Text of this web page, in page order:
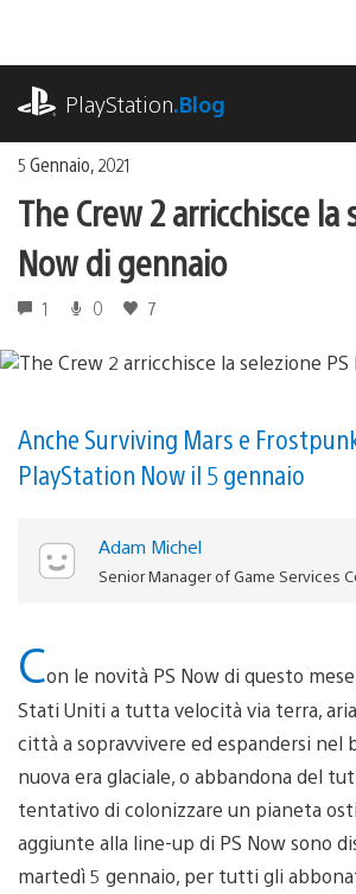
contenuto
PlayStation.Blog
5 Gennaio, 2021
The Crew 2 arricchisce la
Now di gennaio
1 0 7
Anche Surviving Mars e
PlayStation Now il 5 gennaio
Adam Michel
Senior Manager of Game Services
Con le novità PS Now di questo
Stati Uniti a tutta velocità via terra,
città a sopravvivere ed espandersi nel
nuova era glaciale, o abbandona del
tentativo di colonizzare un pianeta
aggiunte alla line-up di PS Now sono
martedì 5 gennaio, per tutti gli